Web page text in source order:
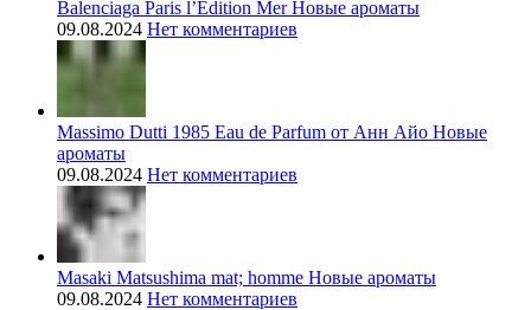
Balenciaga Paris l’Edition Mer Новые ароматы
09.08.2024 Нет комментариев
Massimo Dutti 1985 Eau de Parfum от Анн Айо Новые
ароматы
09.08.2024 Нет комментариев
Masaki Matsushima mat; homme Новые ароматы
09.08.2024 Нет комментариев